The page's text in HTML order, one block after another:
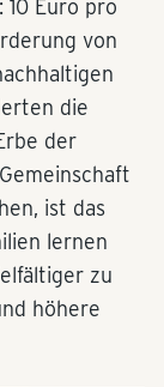
Euro pro
von
die
der
ist das
lernen
zu
höhere